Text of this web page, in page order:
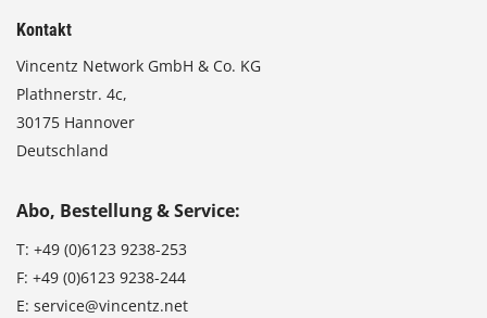
Kontakt
Vincentz Network GmbH & Co. KG
Plathnerstr. 4c,
30175 Hannover
Deutschland
Abo, Bestellung & Service:
T: +49 (0)6123 9238-253
F: +49 (0)6123 9238-244
E: service@vincentz.net